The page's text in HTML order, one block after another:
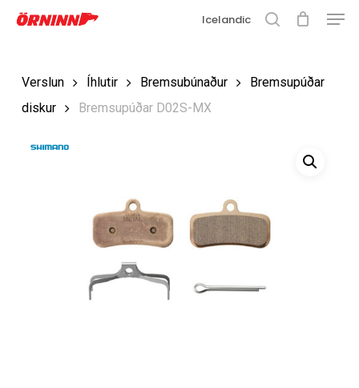
Fara
Loka
Icelandic
Verslun Íhlutir Bremsubúnaður
Bremsupúðar
diskur
Bremsupúðar D02S-MX